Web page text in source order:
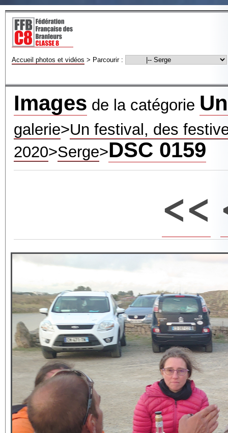
Accueil photos et vidéos > Parcourir :
Images de la catégorie
galerie>Un festival, des
2020>Serge>DSC 0159
<<